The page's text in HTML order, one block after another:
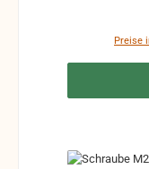
Preise